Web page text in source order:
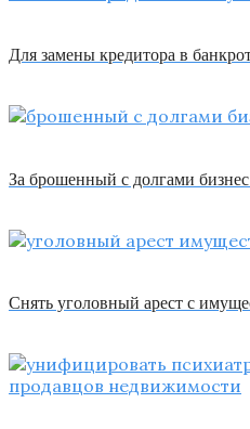
Для замены кредитора в
За брошенный с долгами
Снять уголовный арест с